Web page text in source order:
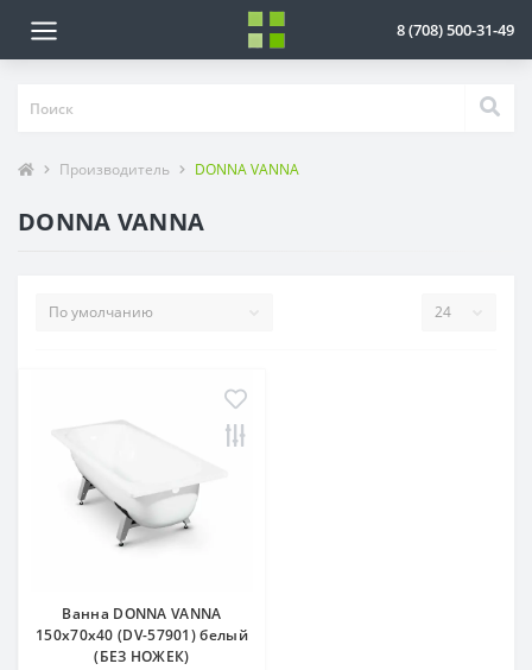
8 (708) 500-31-49
Производитель DONNA VANNA
DONNA VANNA
Ванна DONNA VANNA
150х70х40 (DV-57901) белый
(БЕЗ НОЖЕК)